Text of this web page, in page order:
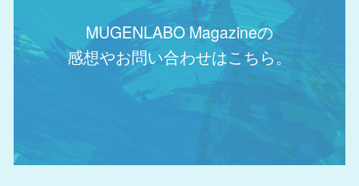
MUGENLABO Magazineの
感想やお問い合わせはこちら。